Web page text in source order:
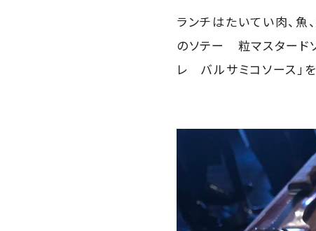
ランチはたいてい肉、魚
のソテー 粒マスタード
レ バルサミコソース」